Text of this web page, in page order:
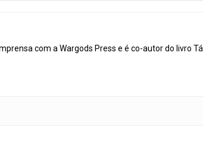
com a Wargods Press e é co-autor do livro